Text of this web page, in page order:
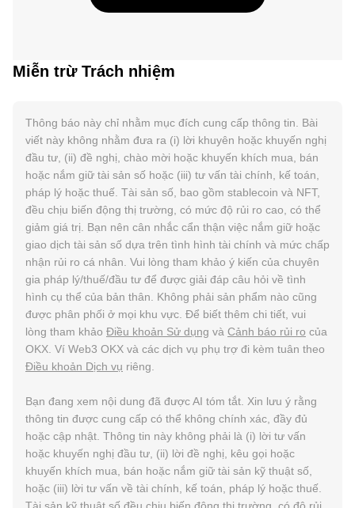
Miễn trừ Trách nhiệm
Thông báo này chỉ nhằm mục đích cung cấp thông tin. Bài
viết này không nhằm đưa ra (i) lời khuyên hoặc khuyến nghị
đầu tư, (ii) đề nghị, chào mời hoặc khuyến khích mua, bán
hoặc nắm giữ tài sản số hoặc (iii) tư vấn tài chính, kế toán,
pháp lý hoặc thuế. Tài sản số, bao gồm stablecoin và NFT,
đều chịu biến động thị trường, có mức độ rủi ro cao, có thể
giảm giá trị. Bạn nên cân nhắc cẩn thận việc nắm giữ hoặc
giao dịch tài sản số dựa trên tình hình tài chính và mức chấp
nhận rủi ro cá nhân. Vui lòng tham khảo ý kiến của chuyên
gia pháp lý/thuế/đầu tư để được giải đáp câu hỏi về tình
hình cụ thể của bản thân. Không phải sản phẩm nào cũng
được phân phối ở mọi khu vực. Để biết thêm chi tiết, vui
lòng tham khảo Điều khoản Sử dụng và Cảnh báo rủi ro của
OKX. Ví Web3 OKX và các dịch vụ phụ trợ đi kèm tuân theo
Điều khoản Dịch vụ riêng.
Bạn đang xem nội dung đã được AI tóm tắt. Xin lưu ý rằng
thông tin được cung cấp có thể không chính xác, đầy đủ
hoặc cập nhật. Thông tin này không phải là (i) lời tư vấn
hoặc khuyến nghị đầu tư, (ii) lời đề nghị, kêu gọi hoặc
khuyến khích mua, bán hoặc nắm giữ tài sản kỹ thuật số,
hoặc (iii) lời tư vấn về tài chính, kế toán, pháp lý hoặc thuế.